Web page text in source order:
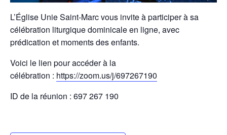
L’Église Unie Saint-Marc vous invite à participer à sa
célébration liturgique dominicale en ligne, avec
prédication et moments des enfants.
Voici le lien pour accéder à la
célébration : https://zoom.us/j/697267190
ID de la réunion : 697 267 190